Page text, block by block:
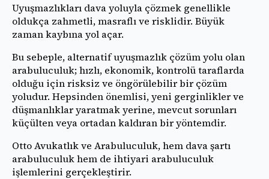
Uyuşmazlıkları dava yoluyla çözmek genellikle
oldukça zahmetli, masraflı ve risklidir. Büyük
zaman kaybına yol açar.
Bu sebeple, alternatif uyuşmazlık çözüm yolu olan
arabuluculuk; hızlı, ekonomik, kontrolü taraflarda
olduğu için risksiz ve öngörülebilir bir çözüm
yoludur. Hepsinden önemlisi, yeni gerginlikler ve
düşmanlıklar yaratmak yerine, mevcut sorunları
küçülten veya ortadan kaldıran bir yöntemdir.
Otto Avukatlık ve Arabuluculuk, hem dava şartı
arabuluculuk hem de ihtiyari arabuluculuk
işlemlerini gerçekleştirir.